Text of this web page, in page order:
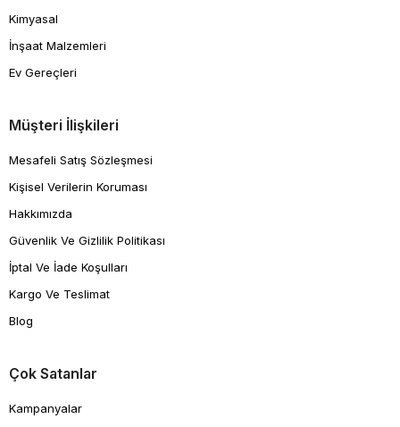
Kimyasal
İnşaat Malzemleri
Ev Gereçleri
Müşteri İlişkileri
Mesafeli Satış Sözleşmesi
Kişisel Verilerin Koruması
Hakkımızda
Güvenlik Ve Gizlilik Politikası
İptal Ve İade Koşulları
Kargo Ve Teslimat
Blog
Çok Satanlar
Kampanyalar